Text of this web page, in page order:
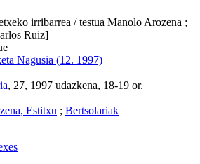
irribarrea / testua Manolo Arozena ;
Ruiz]
Nagusia (12. 1997)
, 27, 1997 udazkena, 18-19 or.
Estitxu ; Bertsolariak